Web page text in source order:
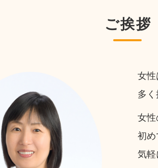
ご挨拶
女性
多く
女性
初め
気軽